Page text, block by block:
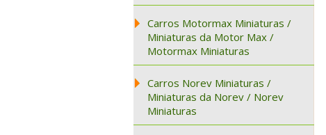
Carros Motormax Miniaturas /
Miniaturas da Motor Max /
Motormax Miniaturas
Carros Norev Miniaturas /
Miniaturas da Norev / Norev
Miniaturas